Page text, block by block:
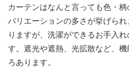
カーテンはなんと言っても色・
バリエーションの多さが挙げら
りますが、洗濯ができるお手入
す。遮光や遮熱、光拡散など、
ろあります。